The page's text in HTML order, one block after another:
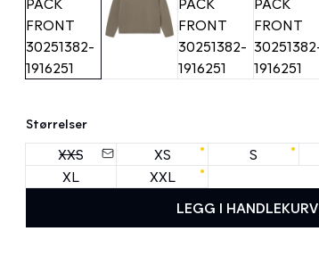
Størrelser
XXS XS S
XL
XXL
LEGG I HANDLEKURV